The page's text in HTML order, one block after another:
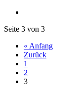
Seite 3 von 3
« Anfang
Zurück
1
2
3